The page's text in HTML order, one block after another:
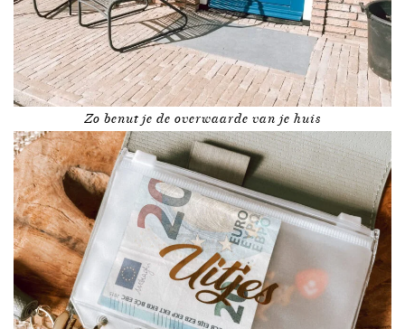
Zo benut je de overwaarde van je huis